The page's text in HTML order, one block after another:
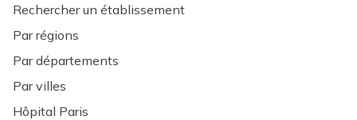
Rechercher un établissement
Par régions
Par départements
Par villes
Hôpital Paris